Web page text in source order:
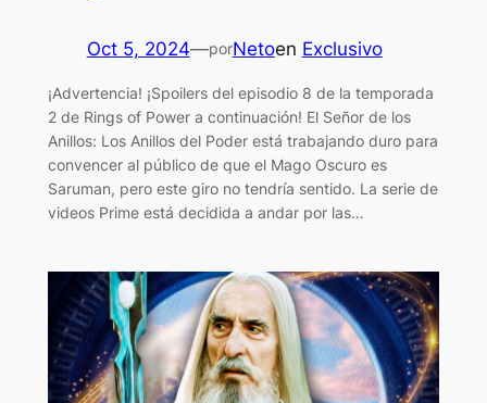
Oct 5, 2024—porNetoen Exclusivo
¡Advertencia! ¡Spoilers del episodio 8 de la temporada
2 de Rings of Power a continuación! El Señor de los
Anillos: Los Anillos del Poder está trabajando duro para
convencer al público de que el Mago Oscuro es
Saruman, pero este giro no tendría sentido. La serie de
videos Prime está decidida a andar por las…